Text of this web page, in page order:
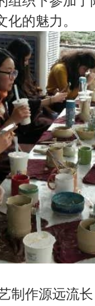
的魅力。
制作源远流